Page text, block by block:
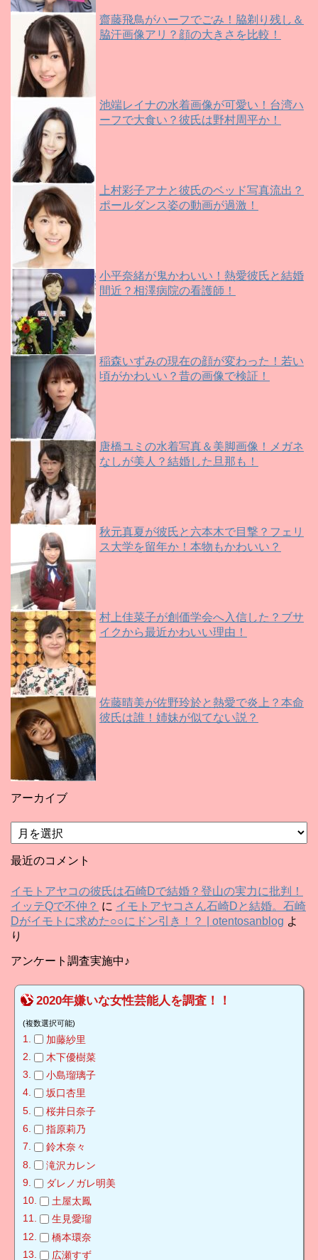
齋藤飛鳥がハーフでごみ！脇剃り残し＆
脇汗画像アリ？顔の大きさを比較！
池端レイナの水着画像が可愛い！台湾ハ
ーフで大食い？彼氏は野村周平か！
上村彩子アナと彼氏のベッド写真流出？
ポールダンス姿の動画が過激！
小平奈緒が鬼かわいい！熱愛彼氏と結婚
間近？相澤病院の看護師！
稲森いずみの現在の顔が変わった！若い
頃がかわいい？昔の画像で検証！
唐橋ユミの水着写真＆美脚画像！メガネ
なしが美人？結婚した旦那も！
秋元真夏が彼氏と六本木で目撃？フェリ
ス大学を留年か！本物もかわいい？
村上佳菜子が創価学会へ入信した？ブサ
イクから最近かわいい理由！
佐藤晴美が佐野玲於と熱愛で炎上？本命
彼氏は誰！姉妹が似てない説？
アーカイブ
ア
ー
カ
ブ
最近のコメント
イモトアヤコの彼氏は石崎Dで結婚？登山の実力に批判！
イッテQで不仲？ に イモトアヤコさん石崎Dと結婚。石崎
Dがイモトに求めた○○にドン引き！？ | otentosanblog よ
り
アンケート調査実施中♪
2020年嫌いな女性芸能人を調査！！
(複数選択可能)
加藤紗里
木下優樹菜
小島瑠璃子
坂口杏里
桜井日奈子
指原莉乃
鈴木奈々
滝沢カレン
ダレノガレ明美
土屋太鳳
生見愛瑠
橋本環奈
広瀬すず